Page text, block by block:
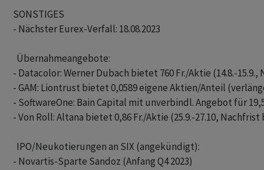
SONSTIGES
- Nächster Eurex-Verfall: 18.08.2023
  Übernahmeangebote:
- Datacolor: Werner Dubach bietet 760 Fr./Aktie (14.8.-15.9.,
- GAM: Liontrust bietet 0,0589 eigene Aktien/Anteil
- SoftwareOne: Bain Capital mit unverbindl. Angebot für
- Von Roll: Altana bietet 0,86 Fr./Aktie (25.9.-27.10, Nachfrist
  IPO/Neukotierungen an SIX (angekündigt):
- Novartis-Sparte Sandoz (Anfang Q4 2023)